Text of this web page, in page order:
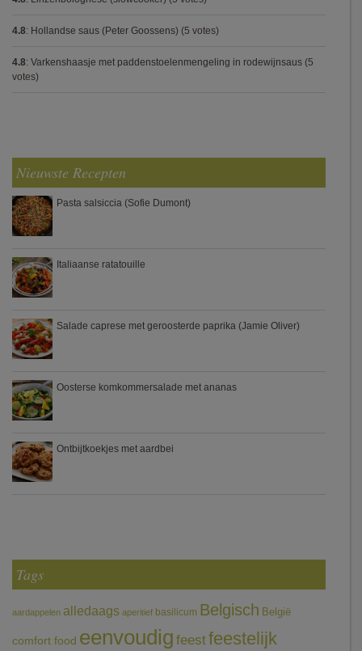
4.8: Hollandse saus (Peter Goossens) (5 votes)
4.8: Varkenshaasje met paddenstoelenmengeling in rodewijnsaus (5
votes)
Nieuwste Recepten
Pasta salsiccia (Sofie Dumont)
Italiaanse ratatouille
Salade caprese met geroosterde paprika (Jamie Oliver)
Oosterse komkommersalade met ananas
Ontbijtkoekjes met aardbei
Tags
aardappelen alledaags aperitief basilicum Belgisch België
comfort food eenvoudig feestfeestelijk